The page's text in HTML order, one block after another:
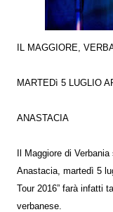
IL MAGGIORE,
MARTEDì 5 LUGLIO
ANASTACIA
Il Maggiore di
Anastacia, martedì 5
Tour 2016” farà infatti
verbanese.